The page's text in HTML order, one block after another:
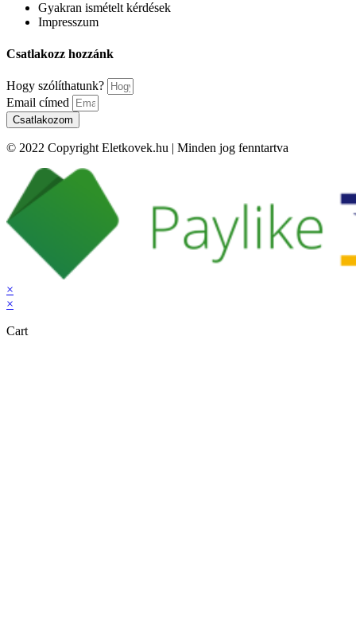
Gyakran ismételt kérdések
Impresszum
Csatlakozz hozzánk
Hogy szólíthatunk?
Email címed
Csatlakozom
© 2022 Copyright Eletkovek.hu | Minden jog fenntartva
×
×
Cart